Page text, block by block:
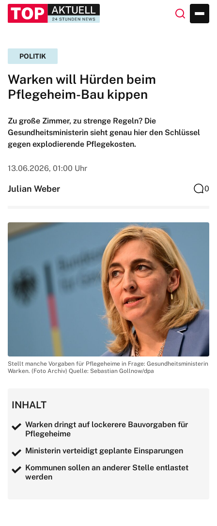
POLITIK
Warken will Hürden beim
Pflegeheim-Bau kippen
Zu große Zimmer, zu strenge Regeln? Die
Gesundheitsministerin sieht genau hier den Schlüssel
gegen explodierende Pflegekosten.
13.06.2026, 01:00 Uhr
Julian Weber 0
Stellt manche Vorgaben für Pflegeheime in Frage: Gesundheitsministerin
Warken. (Foto Archiv) Quelle: Sebastian Gollnow/dpa
INHALT
Warken dringt auf lockerere Bauvorgaben für
Pflegeheime
Ministerin verteidigt geplante Einsparungen
Kommunen sollen an anderer Stelle entlastet
werden